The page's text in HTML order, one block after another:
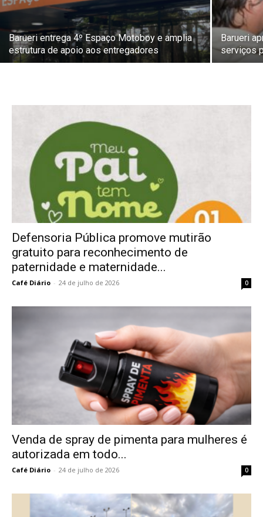
Barueri entrega 4º Espaço Motoboy e amplia
estrutura de apoio aos entregadores
Barueri
serviços
Defensoria Pública promove mutirão
gratuito para reconhecimento de
paternidade e maternidade...
Café Diário - 24 de julho de 2026 0
Venda de spray de pimenta para mulheres é
autorizada em todo...
Café Diário - 24 de julho de 2026 0